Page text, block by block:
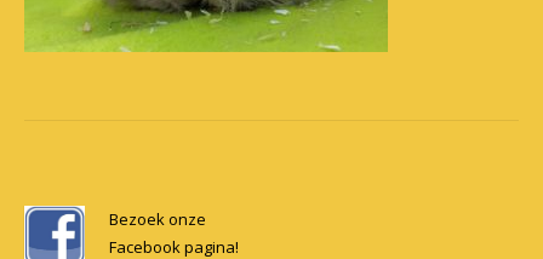
navigation
Bezoek onze
Facebook pagina!